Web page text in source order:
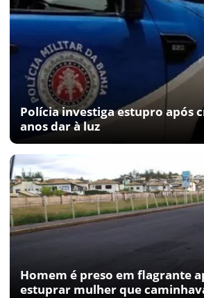
Polícia investiga estupro após
anos dar à luz
Homem é preso em flagrante
estuprar mulher que